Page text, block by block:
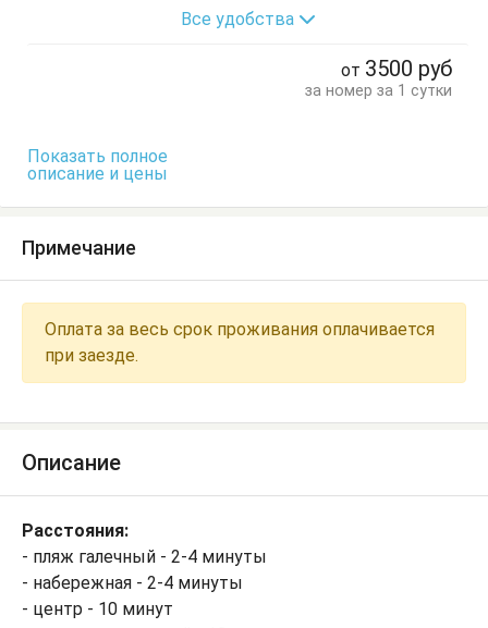
Кровать двуспальная
Стол Тумбочки
Все удобства
от 3500 руб
за номер за 1 сутки
Показать полное
описание и цены
Примечание
Оплата за весь срок проживания оплачивается
при заезде.
Описание
Расстояния:
- пляж галечный - 2-4 минуты
- набережная - 2-4 минуты
- центр - 10 минут